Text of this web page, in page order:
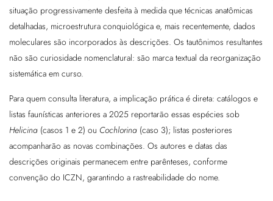
situação progressivamente desfeita à medida que técnicas anatômicas
detalhadas, microestrutura conquiológica e, mais recentemente, dados
moleculares são incorporados às descrições. Os tautônimos resultantes
não são curiosidade nomenclatural: são marca textual da reorganização
sistemática em curso.
Para quem consulta literatura, a implicação prática é direta: catálogos e
listas faunísticas anteriores a 2025 reportarão essas espécies sob
Helicina (casos 1 e 2) ou Cochlorina (caso 3); listas posteriores
acompanharão as novas combinações. Os autores e datas das
descrições originais permanecem entre parênteses, conforme
convenção do ICZN, garantindo a rastreabilidade do nome.